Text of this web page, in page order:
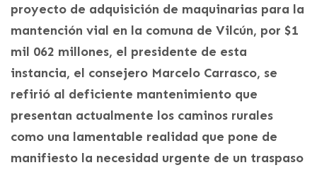
proyecto de adquisición de maquinarias para la
mantención vial en la comuna de Vilcún, por $1
mil 062 millones, el presidente de esta
instancia, el consejero Marcelo Carrasco, se
refirió al deficiente mantenimiento que
presentan actualmente los caminos rurales
como una lamentable realidad que pone de
manifiesto la necesidad urgente de un traspaso